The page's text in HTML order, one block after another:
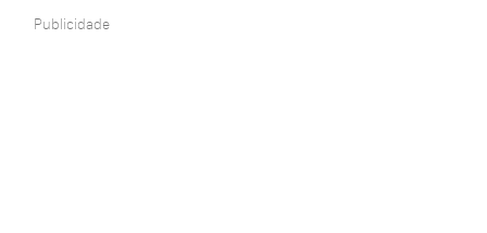
Publicidade